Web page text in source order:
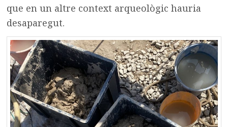
que en un altre context arqueològic hauria
desaparegut.